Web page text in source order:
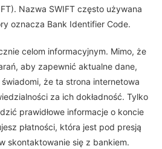
Nazwa SWIFT często używana
oznacza Bank Identifier Code.
celom informacyjnym. Mimo, że
aby zapewnić aktualne dane,
że ta strona internetowa
za ich dokładność. Tylko
prawidłowe informacje o koncie
płatności, która jest pod presją
skontaktowanie się z bankiem.